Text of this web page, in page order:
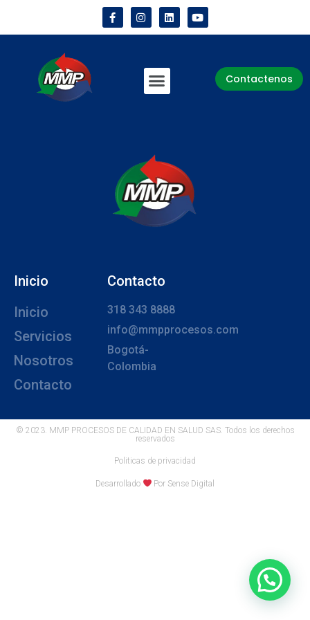
Contactenos
Inicio
Inicio
Servicios
Nosotros
Contacto
Contacto
318 343 8888
info@mmpprocesos.com
Bogotá-
Colombia
© 2023. MMP PROCESOS DE CALIDAD EN SALUD SAS. Todos los derechos
reservados
Politicas de privacidad
Desarrollado Por Sense Digital